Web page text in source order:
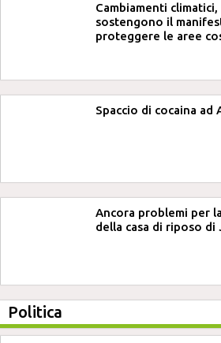
Cambiamenti
sostengono il
proteggere le aree
Spaccio di cocaina ad
Ancora problemi per
della casa di riposo di
Politica